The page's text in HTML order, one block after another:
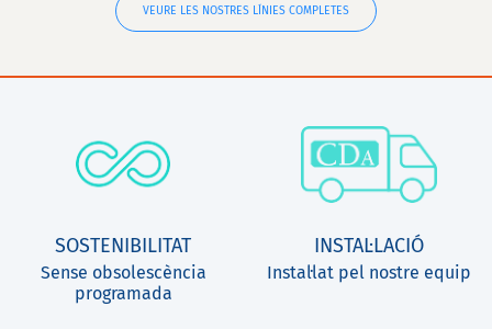
VEURE LES NOSTRES LÍNIES COMPLETES
SOSTENIBILITAT
Sense obsolescència
programada
INSTAL·LACIÓ
Instal·lat pel nostre equip